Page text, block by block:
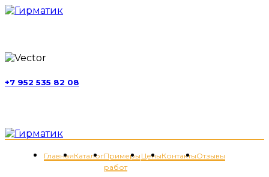
+7 952 535 82 08
ГлавнаяКаталогПримеры
работ
ЦеныКонтактыОтзывы